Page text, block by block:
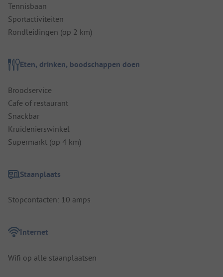
Tennisbaan
Sportactiviteiten
Rondleidingen (op 2 km)
Eten, drinken, boodschappen doen
Broodservice
Cafe of restaurant
Snackbar
Kruidenierswinkel
Supermarkt (op 4 km)
Staanplaats
Stopcontacten: 10 amps
Internet
Wifi op alle staanplaatsen